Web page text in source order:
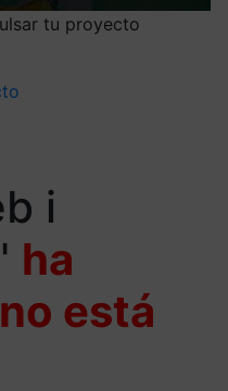
tu proyecto
i
ha
está